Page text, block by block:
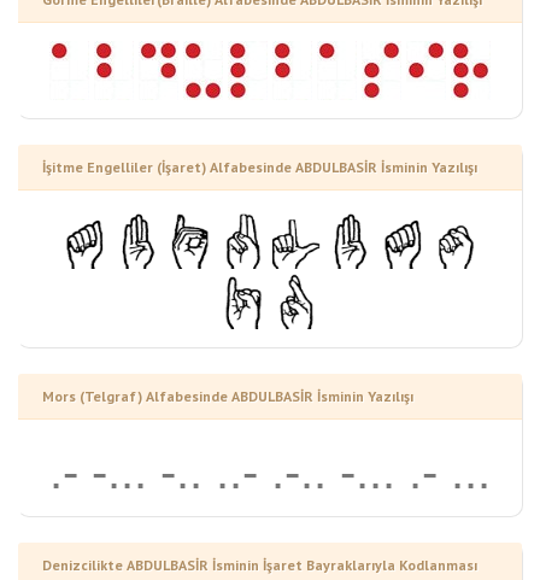
İşitme Engelliler (İşaret) Alfabesinde ABDULBASİR İsminin Yazılışı
Mors (Telgraf) Alfabesinde ABDULBASİR İsminin Yazılışı
.- -... -.. ..- .-.. -... .- ...
.. .-.
Denizcilikte ABDULBASİR İsminin İşaret Bayraklarıyla Kodlanması